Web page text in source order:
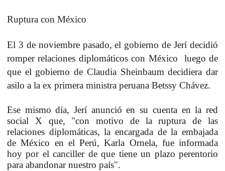
Ruptura con México
El 3 de noviembre pasado, el gobierno de Jerí decidió
romper relaciones diplomáticos con México
luego de
que el gobierno de Claudia Sheinbaum decidiera dar
asilo a la ex primera ministra peruana Betssy Chávez.
Ese mismo día, Jerí anunció en su cuenta en la red
social X que, "con motivo de la ruptura de las
relaciones diplomáticas, la encargada de la embajada
de México en el Perú, Karla Ornela, fue informada
hoy por el canciller de que tiene un plazo perentorio
para abandonar nuestro país".